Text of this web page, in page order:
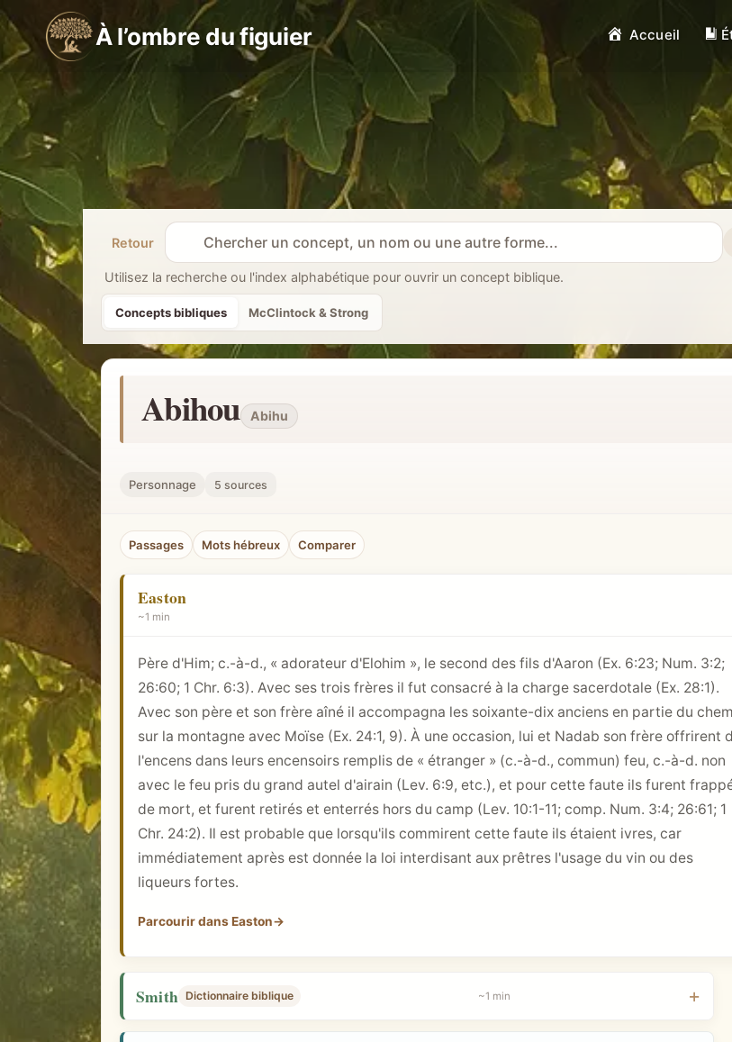
Aller
contenu
À l’ombre du figuier Accueil
Retour
R
e
e
c
h
c
n
c
p
t
b
i
b
l
i
q
u
e
Utilisez la recherche ou l'index alphabétique pour ouvrir un concept biblique.
Concepts bibliques McClintock & Strong
Abihou Abihu
Personnage 5 sources
Passages Mots hébreux Comparer
Easton
~1 min
Père d'Him; c.-à-d., « adorateur d'Elohim », le second des fils d'Aaron (Ex. 6:23; Num. 3:2;
26:60; 1 Chr. 6:3). Avec ses trois frères il fut consacré à la charge sacerdotale (Ex. 28:1).
Avec son père et son frère aîné il accompagna les soixante-dix anciens en partie du
sur la montagne avec Moïse (Ex. 24:1, 9). À une occasion, lui et Nadab son frère offrirent
l'encens dans leurs encensoirs remplis de « étranger » (c.-à-d., commun) feu, c.-à-d. non
avec le feu pris du grand autel d'airain (Lev. 6:9, etc.), et pour cette faute ils furent
de mort, et furent retirés et enterrés hors du camp (Lev. 10:1-11; comp. Num. 3:4; 26:61; 1
Chr. 24:2). Il est probable que lorsqu'ils commirent cette faute ils étaient ivres, car
immédiatement après est donnée la loi interdisant aux prêtres l'usage du vin ou des
liqueurs fortes.
Parcourir dans Easton→
Smith Dictionnaire biblique ~1 min